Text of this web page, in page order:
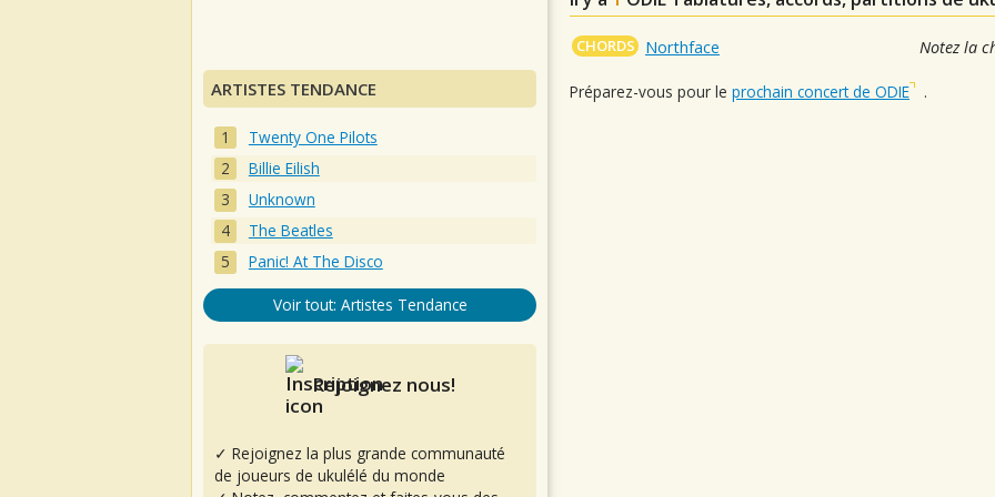
CHORDS Northface Notez la
Préparez-vous pour le prochain concert de ODIE .
ARTISTES TENDANCE
Twenty One Pilots
Billie Eilish
Unknown
The Beatles
Panic! At The Disco
Voir tout: Artistes Tendance
Rejoignez nous!
✓ Rejoignez la plus grande communauté
de joueurs de ukulélé du monde